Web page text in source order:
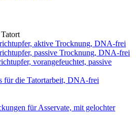
aktive Trocknung, DNA-frei
passive Trocknung, DNA-frei
vorangefeuchtet, passive
für die Tatortarbeit, DNA-frei
für Asservate, mit gelochter